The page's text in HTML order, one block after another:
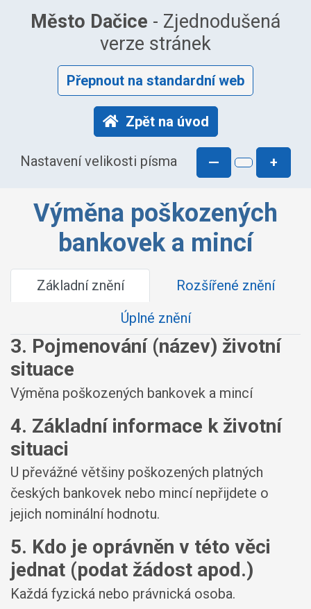
Město Dačice - Zjednodušená
verze stránek
Přepnout na standardní web
Zpět na úvod
Nastavení velikosti písma — +
Výměna poškozených
bankovek a mincí
Základní znění
Rozšířené znění
Úplné znění
3. Pojmenování (název) životní
situace
Výměna poškozených bankovek a mincí
4. Základní informace k životní
situaci
U převážné většiny poškozených platných
českých bankovek nebo mincí nepřijdete o
jejich nominální hodnotu.
5. Kdo je oprávněn v této věci
jednat (podat žádost apod.)
Každá fyzická nebo právnická osoba.